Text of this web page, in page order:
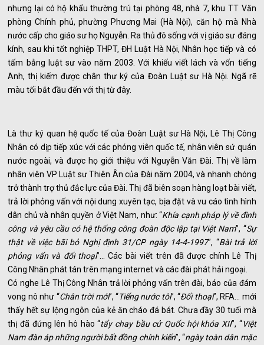
nhưng lại có hộ khẩu thường trú tại phòng 48, nhà 7, khu TT Văn
phòng Chính phủ, phường Phương Mai (Hà Nội), căn hộ mà Nhà
nước cấp cho giáo sư họ Nguyễn. Ra thủ đô sống với vị giáo sư đáng
kính, sau khi tốt nghiệp THPT, ĐH Luật Hà Nội, Nhân học tiếp và có
tấm bằng luật sư vào năm 2003. Với khiếu viết lách và vốn tiếng
Anh, thị kiếm được chân thư ký của Đoàn Luật sư Hà Nội. Ngã rẽ
màu tối bắt đầu đến với thị từ đây.
Là thư ký quan hệ quốc tế của Đoàn Luật sư Hà Nội, Lê Thị Công
Nhân có dịp tiếp xúc với các phóng viên quốc tế, nhân viên sứ quán
nước ngoài, và được họ giới thiệu với Nguyễn Văn Đài. Thị về làm
nhân viên VP Luật sư Thiên Ân của Đài năm 2004, và nhanh chóng
trở thành trợ thủ đắc lực của Đài. Thị đã biên soạn hàng loạt bài viết,
trả lời phỏng vấn với nội dung xuyên tạc, bịa đặt và vu cáo tình hình
dân chủ và nhân quyền ở Việt Nam, như: “Khía cạnh pháp lý về đình
công và yêu cầu có hệ thống công đoàn độc lập tại Việt Nam”, “Sự
thật về việc bãi bỏ Nghị định 31/CP ngày 14-4-1997”, “Bài trả lời
phỏng vấn và đối thoại”... Các bài viết trên đã được chính Lê Thị
Công Nhân phát tán trên mạng internet và các đài phát hải ngoại.
Có nghe Lê Thị Công Nhân trả lời phỏng vấn trên đài, báo của đám
vong nô như “Chân trời mới”, “Tiếng nước tôi”, “Đối thoại”, RFA... mới
thấy hết sự lộng ngôn của kẻ ăn cháo đá bát. Chưa đầy 30 tuổi mà
thị đã đứng lên hô hào “tẩy chay bầu cử Quốc hội khóa XII”, “Việt
Nam đàn áp những người bất đồng chính kiến”, “ngày toàn dân mặc